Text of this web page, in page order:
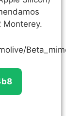
Monterey.